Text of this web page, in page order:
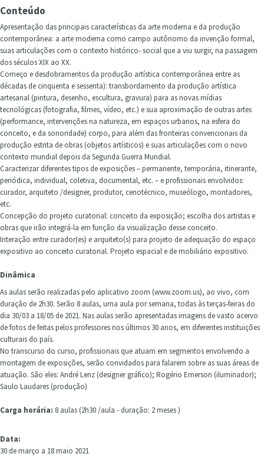
Conteúdo
Apresentação das principais características da arte moderna e da produção
contemporânea: a arte moderna como campo autônomo da invenção formal,
suas articulações com o contexto histórico- social que a viu surgir, na passagem
dos séculos XIX ao XX.
Começo e desdobramentos da produção artística contemporânea entre as
décadas de cinquenta e sessenta): transbordamento da produção artística
artesanal (pintura, desenho, escultura, gravura) para as novas mídias
tecnológicas (fotografia, filmes, vídeo, etc.) e sua aproximação de outras artes
(performance, intervenções na natureza, em espaços urbanos, na esfera do
conceito, e da sonoridade) corpo, para além das fronteiras convencionais da
produção estrita de obras (objetos artísticos) e suas articulações com o novo
contexto mundial depois da Segunda Guerra Mundial.
Caracterizar diferentes tipos de exposições – permanente, temporária, itinerante,
periódica, individual, coletiva, documental, etc. – e profissionais envolvidos:
curador, arquiteto /designer, produtor, cenotécnico, museólogo, montadores,
etc.
Concepção do projeto curatorial: conceito da exposição; escolha dos artistas e
obras que irão integrá-la em função da visualização desse conceito.
Interação entre curador(es) e arquiteto(s) para projeto de adequação do espaço
expositivo ao conceito curatorial. Projeto espacial e de mobiliário expositivo.
Dinâmica
As aulas serão realizadas pelo aplicativo zoom (www.zoom.us), ao vivo, com
duração de 2h30. Serão 8 aulas, uma aula por semana, todas às terças-feiras do
dia 30/03 a 18/05 de 2021. Nas aulas serão apresentadas imagens de vasto acervo
de fotos de feitas pelos professores nos últimos 30 anos, em diferentes instituições
culturais do país.
No transcurso do curso, profissionais que atuam em segmentos envolvendo a
montagem de exposições, serão convidados para falarem sobre as suas áreas de
atuação. São eles: André Lenz (designer gráfico); Rogério Emerson (iluminador);
Saulo Laudares (produção)
Carga horária: 8 aulas (2h30 /aula - duração: 2 meses )
Data:
30 de março a 18 maio 2021